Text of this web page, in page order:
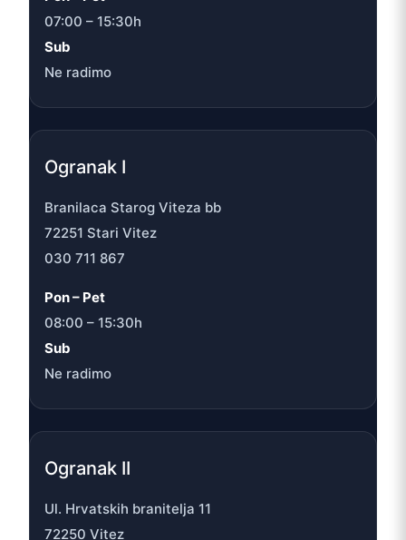
07:00 – 15:30h
Sub
Ne radimo
Ogranak I
Branilaca Starog Viteza bb
72251 Stari Vitez
030 711 867
Pon – Pet
08:00 – 15:30h
Sub
Ne radimo
Ogranak II
Ul. Hrvatskih branitelja 11
72250 Vitez